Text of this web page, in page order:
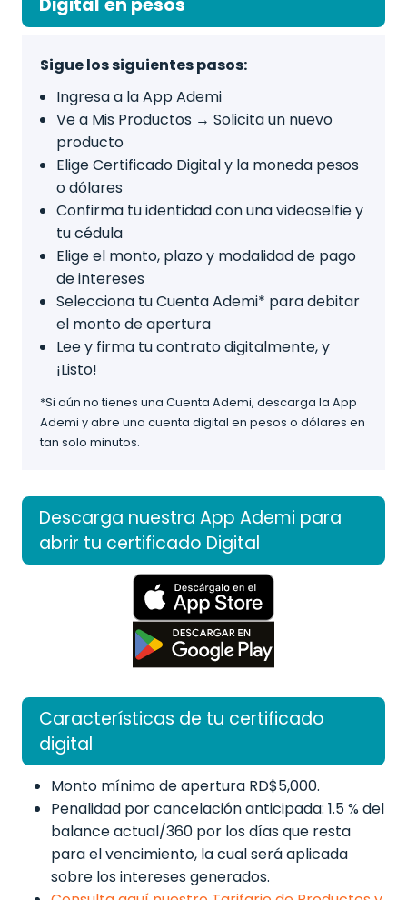
Digital en pesos
Sigue los siguientes pasos:
Ingresa a la App Ademi
Ve a Mis Productos → Solicita un nuevo
producto
Elige Certificado Digital y la moneda pesos
o dólares
Confirma tu identidad con una videoselfie y
tu cédula
Elige el monto, plazo y modalidad de pago
de intereses
Selecciona tu Cuenta Ademi* para debitar
el monto de apertura
Lee y firma tu contrato digitalmente, y
¡Listo!
*Si aún no tienes una Cuenta Ademi, descarga la App
Ademi y abre una cuenta digital en pesos o dólares en
tan solo minutos.
Descarga nuestra App Ademi para
abrir tu certificado Digital
Características de tu certificado
digital
Monto mínimo de apertura RD$5,000.
Penalidad por cancelación anticipada: 1.5 % del
balance actual/360 por los días que resta
para el vencimiento, la cual será aplicada
sobre los intereses generados.